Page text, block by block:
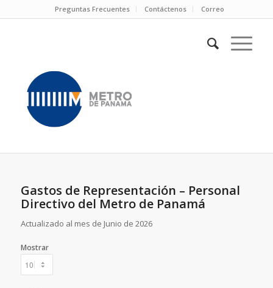
Preguntas Frecuentes Contáctenos Correo
Gastos de Representación – Personal
Directivo del Metro de Panamá
Actualizado al mes de Junio de 2026
Mostrar